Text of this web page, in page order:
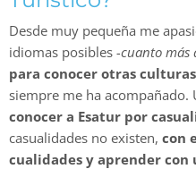
Desde muy pequeña me
idiomas posibles -cuanto más
para conocer otras culturas
siempre me ha acompañado.
conocer a Esatur por
casualidades no existen, con
cualidades y aprender con